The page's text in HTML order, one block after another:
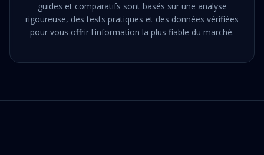
guides et comparatifs sont basés sur une analyse
rigoureuse, des tests pratiques et des données vérifiées
pour vous offrir l'information la plus fiable du marché.